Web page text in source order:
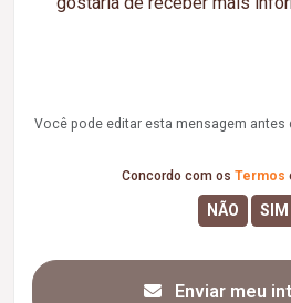
Você pode editar esta mensagem antes
Concordo com os Termos
Enviar meu